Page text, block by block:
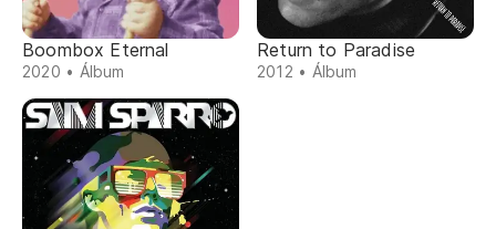
Boombox Eternal
2020 • Álbum
Return to Paradise
2012 • Álbum